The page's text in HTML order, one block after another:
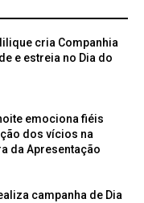
cria Companhia
e estreia no Dia do
emociona fiéis
dos vícios na
da Apresentação
campanha de Dia